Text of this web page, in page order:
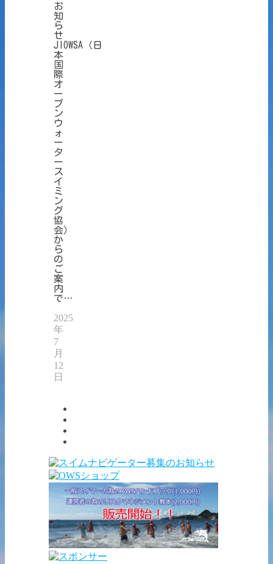
お
知
ら
せ
JIOWSA（日
本
国
際
オ
ー
プ
ン
ウ
ォ
ー
タ
ー
ス
イ
ミ
ン
グ
協
会）
か
ら
の
ご
案
内
で…
2025
年
7
月
12
日